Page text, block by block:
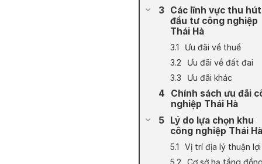
Các lĩnh vực thu hút
đầu tư công nghiệp
Thái Hà
Ưu đãi về thuế
Ưu đãi về đất đai
Ưu đãi khác
Chính sách ưu đãi
nghiệp Thái Hà
Lý do lựa chọn khu
công nghiệp Thái Hà
Vị trí địa lý thuận lợi
Cơ sở hạ tầng